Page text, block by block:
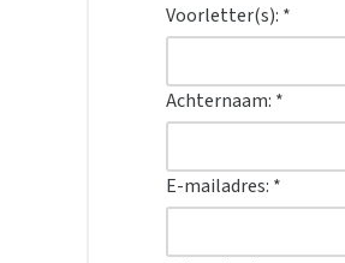
Voorletter(s): *
Achternaam: *
E-mailadres: *